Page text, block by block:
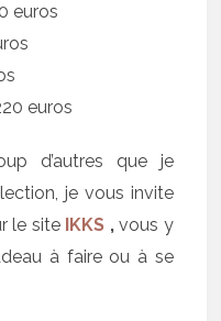
euros
euros
d’autres que je
je vous invite
le site IKKS ,vous y
à faire ou à se